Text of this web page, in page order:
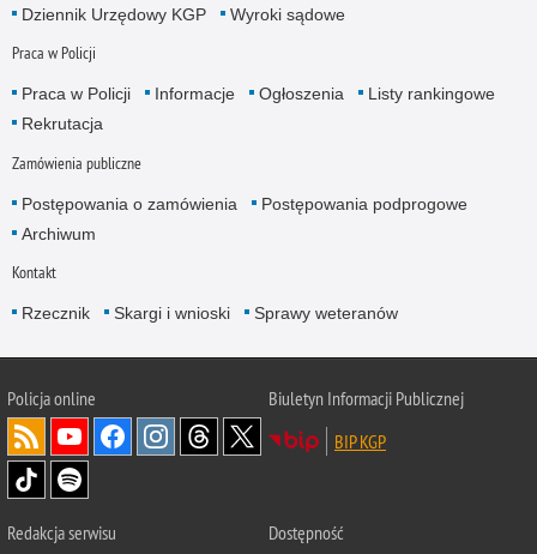
Dziennik Urzędowy KGP Wyroki sądowe
Praca w Policji
Praca w Policji Informacje Ogłoszenia
Listy rankingowe
Rekrutacja
Zamówienia publiczne
Postępowania o zamówienia
Postępowania podprogowe
Archiwum
Kontakt
Rzecznik Skargi i wnioski Sprawy weteranów
Policjaonline
Biuletyn Informacji Publicznej
BIP KGP
Redakcja serwisu Dostępność